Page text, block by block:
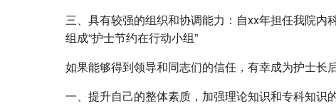
三、具有较强的组织和协调能力：自xx年担任我院内
组成“护士节约在行动小组”
如果能够得到领导和同志们的信任，有幸成为护士长
一、提升自己的整体素质，加强理论知识和专科知识